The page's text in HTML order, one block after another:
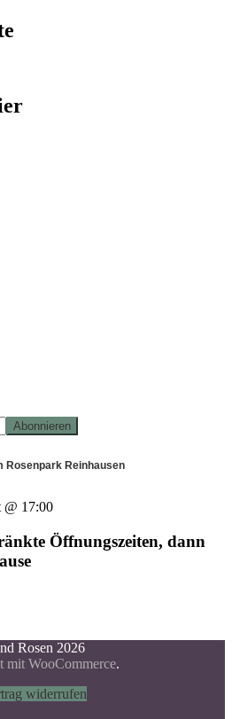
Rosenpark Reinhausen
@ 17:00
Öffnungszeiten, dann
Rosen 2026
mit WooCommerce.
widerrufen